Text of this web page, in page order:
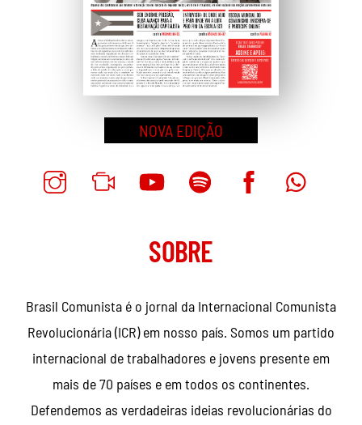
NOVA EDIÇÃO
SOBRE
Brasil Comunista é o jornal da Internacional Comunista
Revolucionária (ICR) em nosso país. Somos um partido
internacional de trabalhadores e jovens presente em
mais de 70 países e em todos os continentes.
Defendemos as verdadeiras ideias revolucionárias do